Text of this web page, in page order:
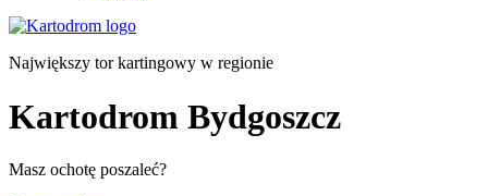
Największy tor kartingowy w regionie
Kartodrom Bydgoszcz
Masz ochotę poszaleć?